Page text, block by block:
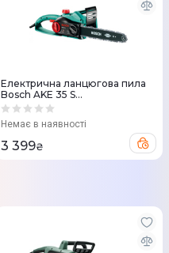
Електрична ланцюгова пила
Bosch AKE 35 S
(0.600.834.500)
Немає в наявності
3 399₴